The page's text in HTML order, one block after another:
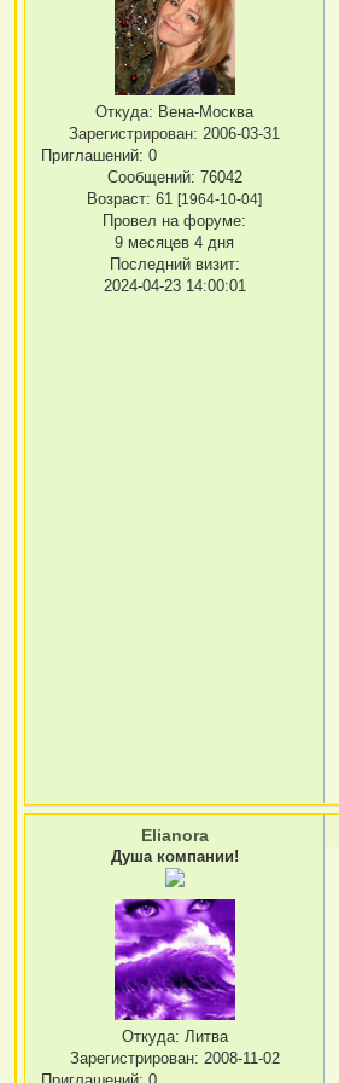
Откуда: Вена-Москва
Зарегистрирован: 2006-03-31
Приглашений: 0
Сообщений: 76042
Возраст: 61[1964-10-04]
Провел на форуме:
9 месяцев 4 дня
Последний визит:
2024-04-23 14:00:01
Elianora
Душа компании!
Откуда: Литва
Зарегистрирован: 2008-11-02